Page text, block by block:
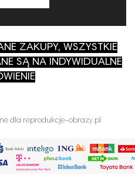
ZAKUPY, WSZYSTKIE
SĄ NA INDYWIDUALNE
dla reprodukcje-obrazy.pl